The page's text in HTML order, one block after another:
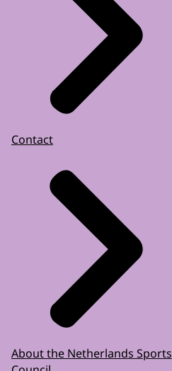
Contact
About the Netherlands Sports